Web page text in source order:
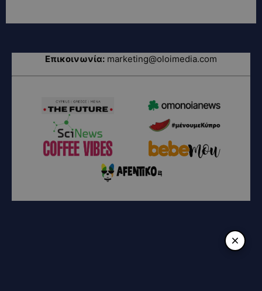
Επικοινωνία: marketing@oloimedia.com